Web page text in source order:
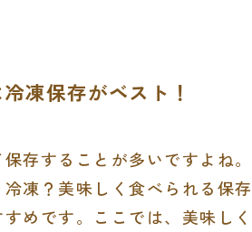
凍保存がベスト！
存することが多いですよね。
凍？美味しく食べられる保存
めです。ここでは、美味しく